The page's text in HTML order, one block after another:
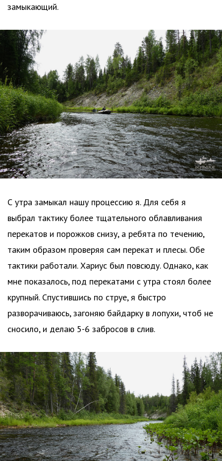
замыкающий.
С утра замыкал нашу процессию я. Для себя я
выбрал тактику более тщательного облавливания
перекатов и порожков снизу, а ребята по течению,
таким образом проверяя сам перекат и плесы. Обе
тактики работали. Хариус был повсюду. Однако, как
мне показалось, под перекатами с утра стоял более
крупный. Спустившись по струе, я быстро
разворачиваюсь, загоняю байдарку в лопухи, чтоб не
сносило, и делаю 5-6 забросов в слив.